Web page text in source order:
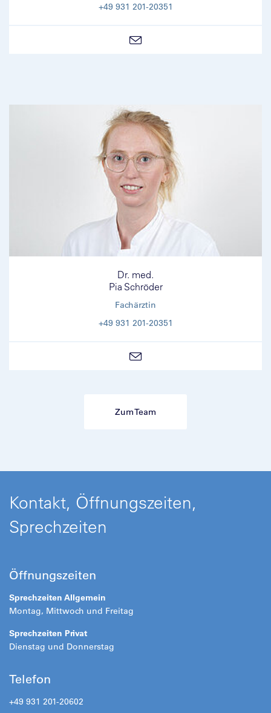
+49 931 201-20351
Dr. med.
Pia Schröder
Fachärztin
+49 931 201-20351
Zum Team
Kontakt, Öffnungszeiten,
Sprechzeiten
Öffnungszeiten
Sprechzeiten Allgemein
Montag, Mittwoch und Freitag
Sprechzeiten Privat
Dienstag und Donnerstag
Telefon
+49 931 201-20602